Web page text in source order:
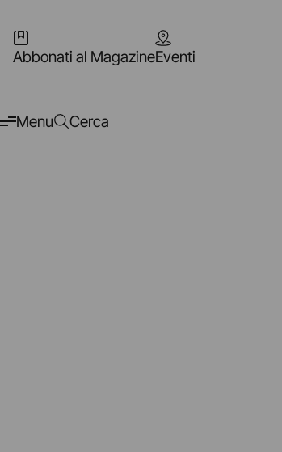
Abbonati al MagazineEventi
Menu Cerca